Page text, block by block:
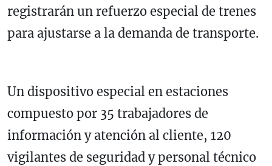
registrarán un refuerzo especial de trenes
para ajustarse a la demanda de transporte.
Un dispositivo especial en estaciones
compuesto por 35 trabajadores de
información y atención al cliente, 120
vigilantes de seguridad y personal técnico